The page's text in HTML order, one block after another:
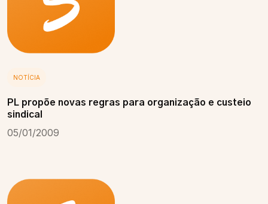
NOTÍCIA
PL propõe novas regras para organização e custeio
sindical
05/01/2009